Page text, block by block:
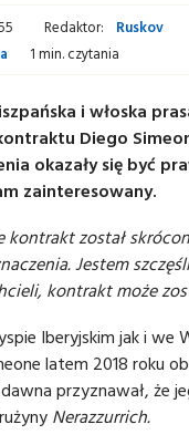
Redaktor:
Ruskov
1 min. czytania
i włoska
Diego
okazały się być
zainteresowany.
kontrakt został
Jestem
kontrakt może
Iberyjskim jak i we
latem 2018 roku
przyznawał, że
Nerazzurrich.